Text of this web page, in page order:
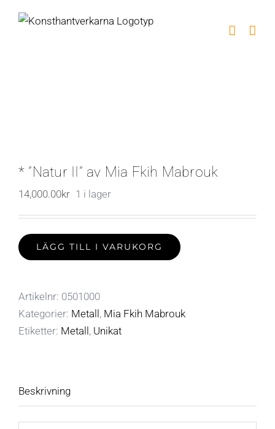
* ”Natur II” av Mia Fkih Mabrouk
14,000.00kr 1 i lager
LÄGG TILL I VARUKORG
Artikelnr: 0501000
Kategorier: Metall , Mia Fkih Mabrouk
Etiketter: Metall , Unikat
Beskrivning